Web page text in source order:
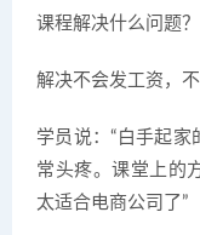
课程解决什么问题？
解决不会发工资，
学员说：“白手起家
常头疼。课堂上的
太适合电商公司了”